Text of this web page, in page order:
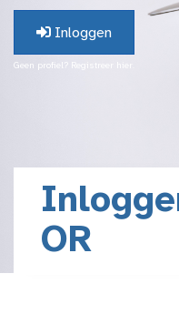
Inloggen
Geen profiel? Registreer hier.
OR